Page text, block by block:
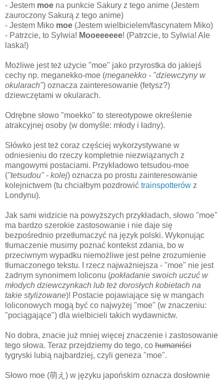
- Jestem moe na punkcie Sakury z tego anime (Jestem
zauroczony Sakurą z tego anime)
- Jestem Miko moe (Jestem wielbicielem/fascynatem Miko)
- Patrzcie, to Sylwia! Mooeeeeee! (Patrzcie, to Sylwia! Ale
laska!)
Możliwe jest też użycie "moe" jako przyrostka do jakiejś
cechy np. meganekko-moe (meganekko - "dziewczyny w
okularach") oznacza zainteresowanie (fetysz?)
dziewczętami w okularach.
Odrębne słowo "moekko" to stereotypowe określenie
atrakcyjnej osoby (w domyśle: młody i ładny).
Słówko jest też coraz częściej wykorzystywane w
odniesieniu do rzeczy kompletnie niezwiązanych z
mangowymi postaciami. Przykładowo tetsudou-moe
("tetsudou" - kolej) oznacza po prostu zainteresowanie
kolejnictwem (tu chciałbym pozdrowić trainspotterów z
Londynu).
Jak sami widzicie na powyższych przykładach, słowo "moe"
ma bardzo szerokie zastosowanie i nie daje się
bezpośrednio przetłumaczyć na język polski. Wykonując
tłumaczenie musimy poznać kontekst zdania, bo w
przeciwnym wypadku niemożliwe jest pełne zrozumienie
tłumaczonego tekstu. I rzecz najważniejsza - "moe" nie jest
żadnym synonimem loliconu (pokładanie swoich uczuć w
młodych dziewczynkach lub też dorosłych kobietach na
takie stylizowane)! Postacie pojawiające się w mangach
loliconowych mogą być co najwyżej "moe" (w znaczeniu:
"pociągające") dla wielbicieli takich wydawnictw.
No dobra, znacie już mniej więcej znaczenie i zastosowanie
tego słowa. Teraz przejdziemy do tego, co humaniści
tygryski lubią najbardziej, czyli geneza "moe".
Słowo moe (萌え) w języku japońskim oznacza dosłownie